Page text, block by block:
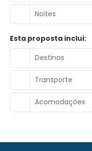
Noites
Esta proposta inclui:
Destinos
Transporte
Acomodações